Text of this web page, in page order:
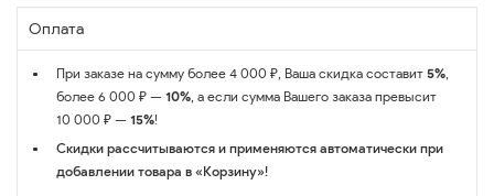
Оплата
При заказе на сумму более 4 000 ₽, Ваша скидка составит 5%,
более 6 000 ₽ — 10%, а если сумма Вашего заказа превысит
10 000 ₽ — 15%!
Скидки рассчитываются и применяются автоматически при
добавлении товара в «Корзину»!